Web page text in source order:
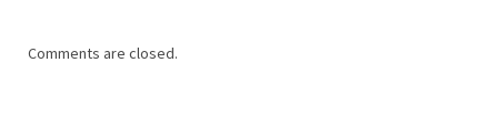
Comments are closed.